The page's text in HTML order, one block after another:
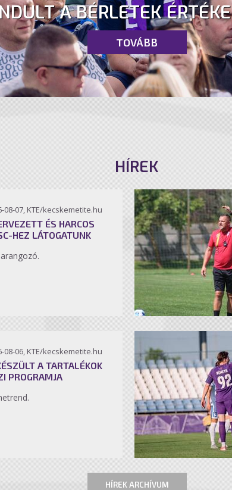
A BÉRLETEK
TOVÁBB
HÍREK
08-07, KTE/kecskemetite.hu
ÉS HARCOS
HEZ LÁTOGATUNK
08-06, KTE/kecskemetite.hu
A TARTALÉKOK
PROGRAMJA
HÍREK ARCHÍVUM